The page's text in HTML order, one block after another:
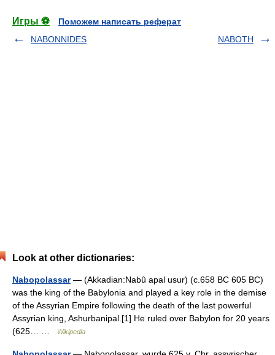
Игры ⚽
Поможем написать реферат
NABONNIDES
NABOTH
Look at other dictionaries:
Nabopolassar— (Akkadian:Nabû apal usur) (c.658 BC 605 BC)
was the king of the Babylonia and played a key role in the demise
of the Assyrian Empire following the death of the last powerful
Assyrian king, Ashurbanipal.[1] He ruled over Babylon for 20 years
(625… …
Wikipedia